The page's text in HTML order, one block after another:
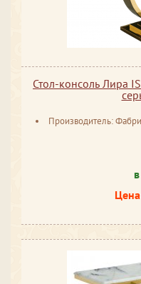
Стол-консоль Лира
Производитель: